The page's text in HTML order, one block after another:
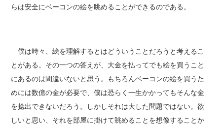
らは安全にベーコンの絵を眺めることができるのである。
僕は時々、絵を理解するとはどういうことだろうと考えるこ
とがある。その一つの答えが、大金を払ってでも絵を買うこと
にあるのは間違いないと思う。もちろんベーコンの絵を買うた
めには数億の金が必要で、僕は恐らく一生かかってもそんな金
を捻出できないだろう。しかしそれは大した問題ではない。欲
しいと思い、それを部屋に掛けて眺めることを想像することか